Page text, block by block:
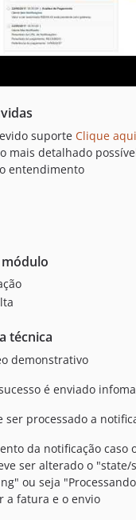
suporte Clique aqui
mais detalhado
entendimento
técnica
demonstrativo
é enviado
ser processado a
da notificação caso
ser alterado o
ou seja
a fatura e o envio